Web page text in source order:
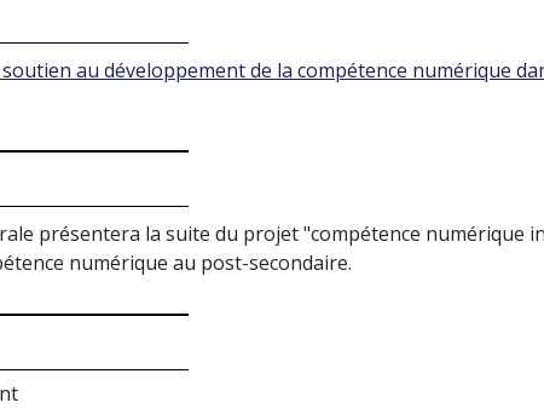
au développement de la compétence numérique
présentera la suite du projet "compétence numérique
numérique au post-secondaire.